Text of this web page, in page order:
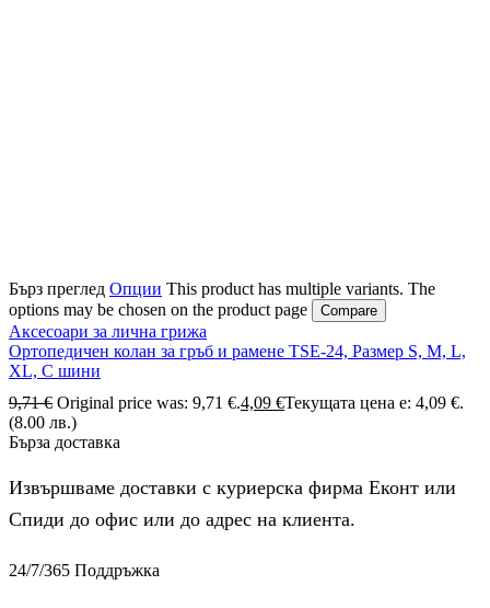
Бърз преглед Опции This product has multiple variants. The
options may be chosen on the product page
Compare
Аксесоари за лична грижа
Ортопедичен колан за гръб и рамене TSE-24, Размер S, M, L,
XL, С шини
9,71€ Original price was: 9,71 €.4,09 €Текущата цена е: 4,09 €.
(8.00 лв.)
Бърза доставка
Извършваме доставки с куриерска фирма Еконт или
Спиди до офис или до адрес на клиента.
24/7/365 Поддръжка